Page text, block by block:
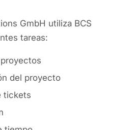
GmbH utiliza BCS
tareas:
del proyecto
tickets